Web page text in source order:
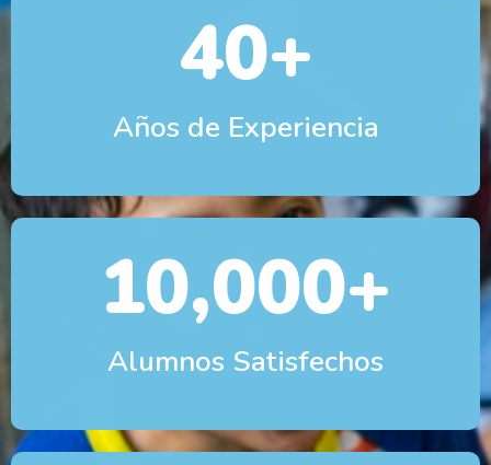
Años de Experiencia
40+
Alumnos Satisfechos
10,000+